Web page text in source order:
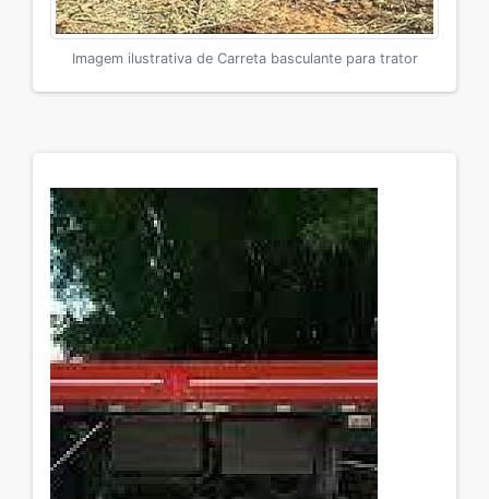
Imagem ilustrativa de Carreta basculante para trator